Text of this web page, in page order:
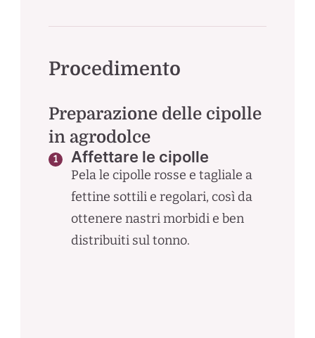
Procedimento
Preparazione delle cipolle
in agrodolce
Affettare le cipolle
Pela le cipolle rosse e tagliale a
fettine sottili e regolari, così da
ottenere nastri morbidi e ben
distribuiti sul tonno.